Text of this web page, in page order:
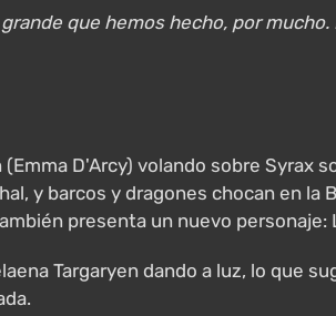
que hemos hecho, por
D'Arcy) volando sobre
y barcos y dragones chocan en
presenta un nuevo
Targaryen dando a luz, lo que